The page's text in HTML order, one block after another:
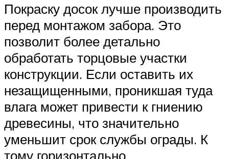
Покраску досок лучше производить
перед монтажом забора. Это
позволит более детально
обработать торцовые участки
конструкции. Если оставить их
незащищенными, проникшая туда
влага может привести к гниению
древесины, что значительно
уменьшит срок службы ограды. К
тому горизонтально